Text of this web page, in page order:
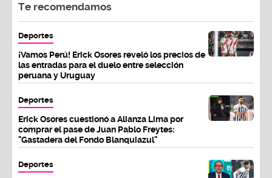
Te recomendamos
Deportes
¡Vamos Perú! Erick Osores reveló los precios de
las entradas para el duelo entre selección
peruana y Uruguay
Deportes
Erick Osores cuestionó a Alianza Lima por
comprar el pase de Juan Pablo Freytes:
"Gastadera del Fondo Blanquiazul"
Deportes